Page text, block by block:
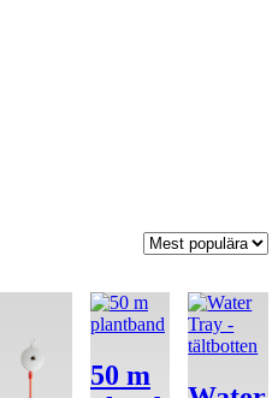
produkten
50 m
Den
här
produkten
flera